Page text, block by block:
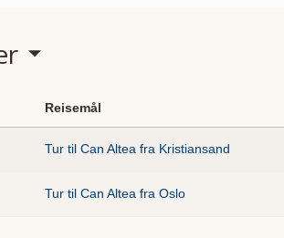
Reisemål
Tur til Can Altea fra Kristiansand
Tur til Can Altea fra Oslo